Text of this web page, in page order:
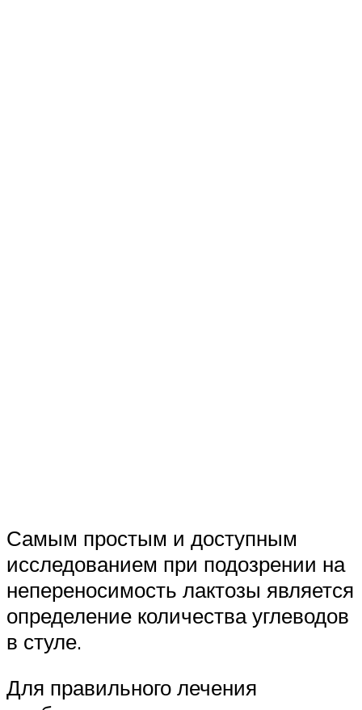
Самым простым и доступным
исследованием при подозрении на
непереносимость лактозы является
определение количества углеводов
в стуле.
Для правильного лечения